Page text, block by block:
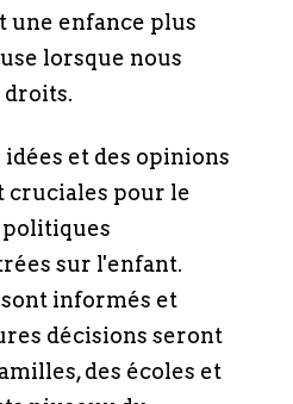
une enfance plus
lorsque nous
et des opinions
cruciales pour le
sur l'enfant.
informés et
décisions seront
des écoles et